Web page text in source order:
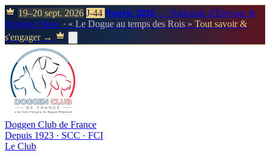
19–20 sept. 2026 J-44 Neuvic 2026 — Nationale d'Élevage &
Doggen Show · « Le Dogue au temps des Rois » Tout savoir &
s'engager →
Doggen Club de France
Depuis 1923 · SCC · FCI
Le Club